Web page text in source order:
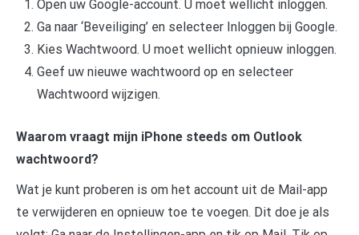
Open uw Google-account. U moet wellicht inloggen.
Ga naar ‘Beveiliging’ en selecteer Inloggen bij Google.
Kies Wachtwoord. U moet wellicht opnieuw inloggen.
Geef uw nieuwe wachtwoord op en selecteer
Wachtwoord wijzigen.
Waarom vraagt mijn iPhone steeds om Outlook
wachtwoord?
Wat je kunt proberen is om het account uit de Mail-app
te verwijderen en opnieuw toe te voegen. Dit doe je als